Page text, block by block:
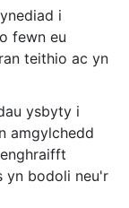
i
fewn eu
teithio ac yn
ysbyty i
amgylchedd
yn bodoli neu'r